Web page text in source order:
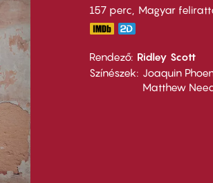
157 perc,
Magyar
Rendező Ridley Scott
Színészek
Joaquin
Matthew